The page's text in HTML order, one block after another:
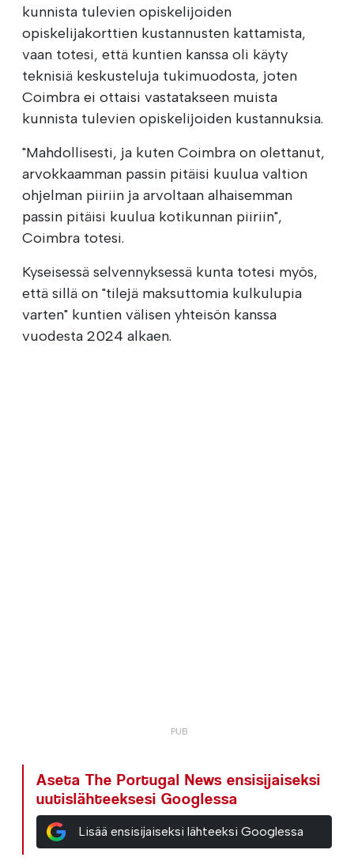
kunnista tulevien opiskelijoiden
opiskelijakorttien kustannusten kattamista,
vaan totesi, että kuntien kanssa oli käyty
teknisiä keskusteluja tukimuodosta, joten
Coimbra ei ottaisi vastatakseen muista
kunnista tulevien opiskelijoiden kustannuksia.
"Mahdollisesti, ja kuten Coimbra on olettanut,
arvokkaamman passin pitäisi kuulua valtion
ohjelman piiriin ja arvoltaan alhaisemman
passin pitäisi kuulua kotikunnan piiriin",
Coimbra totesi.
Kyseisessä selvennyksessä kunta totesi myös,
että sillä on "tilejä maksuttomia kulkulupia
varten" kuntien välisen yhteisön kanssa
vuodesta 2024 alkaen.
Aseta The Portugal News ensisijaiseksi
uutislähteeksesi Googlessa
Lisää ensisijaiseksi lähteeksi Googlessa